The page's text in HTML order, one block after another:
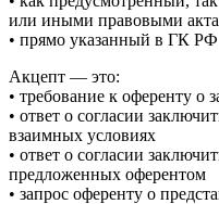
или иными правовыми
• прямо указанный в ГК РФ
Акцепт — это:
• требование к оференту о
• ответ о согласии
взаимных условиях
• ответ о согласии
предложенных оферентом
• запрос оференту о